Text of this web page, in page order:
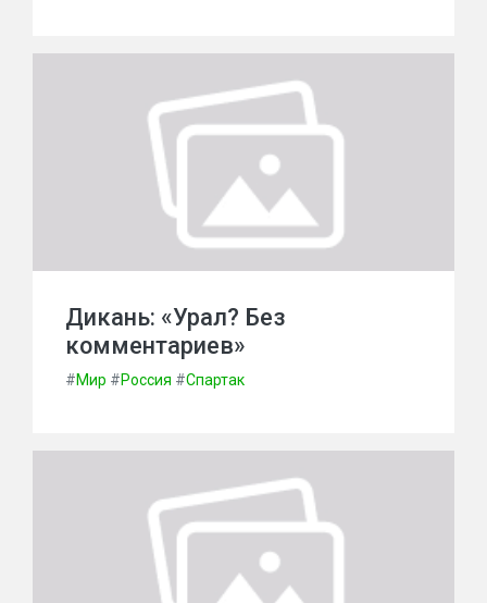
Дикань: «Урал? Без
комментариев»
#Мир #Россия #Спартак